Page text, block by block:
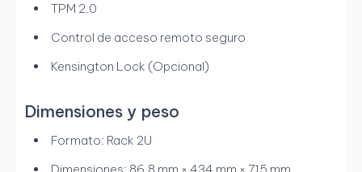
TPM 2.0
Control de acceso remoto seguro
Kensington Lock (Opcional)
Dimensiones y peso
Formato: Rack 2U